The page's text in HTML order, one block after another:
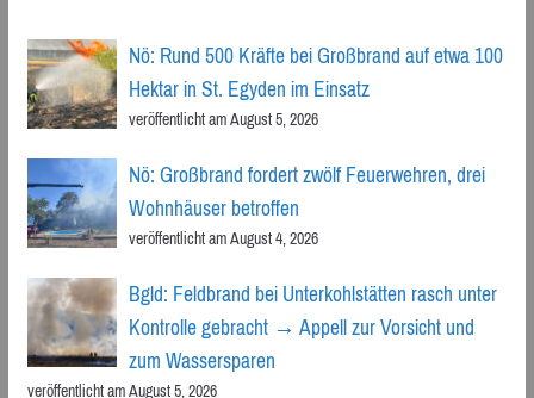
Nö: Rund 500 Kräfte bei Großbrand auf etwa 100
Hektar in St. Egyden im Einsatz
veröffentlicht am August 5, 2026
Nö: Großbrand fordert zwölf Feuerwehren, drei
Wohnhäuser betroffen
veröffentlicht am August 4, 2026
Bgld: Feldbrand bei Unterkohlstätten rasch unter
Kontrolle gebracht → Appell zur Vorsicht und
zum Wassersparen
veröffentlicht am August 5, 2026